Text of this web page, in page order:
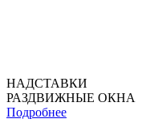
НАДСТАВКИ
РАЗДВИЖНЫЕ ОКНА
Подробнее